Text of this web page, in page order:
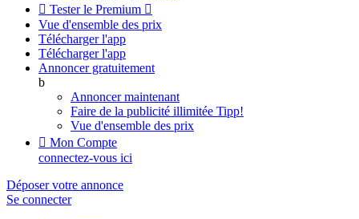
 Tester le Premium 
Vue d'ensemble des prix
Télécharger l'app
Télécharger l'app
Annoncer gratuitement
b
Annoncer maintenant
Faire de la publicité illimitée Tipp!
Vue d'ensemble des prix
 Mon Compte
connectez-vous ici
Déposer votre annonce
Se connecter